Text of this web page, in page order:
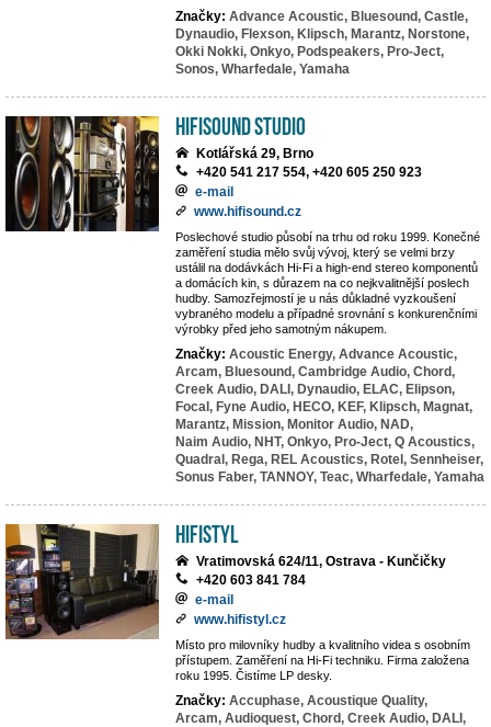
Značky: Advance Acoustic, Bluesound, Castle,
Dynaudio, Flexson, Klipsch, Marantz, Norstone,
Okki Nokki, Onkyo, Podspeakers, Pro-Ject,
Sonos, Wharfedale, Yamaha
HifiSound Studio
Kotlářská 29, Brno
+420 541 217 554, +420 605 250 923
e-mail
www.hifisound.cz
Poslechové studio působí na trhu od roku 1999. Konečné
zaměření studia mělo svůj vývoj, který se velmi brzy
ustálil na dodávkách Hi-Fi a high-end stereo komponentů
a domácích kin, s důrazem na co nejkvalitnější poslech
hudby. Samozřejmostí je u nás důkladné vyzkoušení
vybraného modelu a případné srovnání s konkurenčními
výrobky před jeho samotným nákupem.
Značky: Acoustic Energy, Advance Acoustic,
Arcam, Bluesound, Cambridge Audio, Chord,
Creek Audio, DALI, Dynaudio, ELAC, Elipson,
Focal, Fyne Audio, HECO, KEF, Klipsch, Magnat,
Marantz, Mission, Monitor Audio, NAD,
Naim Audio, NHT, Onkyo, Pro-Ject, Q Acoustics,
Quadral, Rega, REL Acoustics, Rotel, Sennheiser,
Sonus Faber, TANNOY, Teac, Wharfedale, Yamaha
HiFiStyl
Vratimovská 624/11, Ostrava - Kunčičky
+420 603 841 784
e-mail
www.hifistyl.cz
Místo pro milovníky hudby a kvalitního videa s osobním
přístupem. Zaměření na Hi-Fi techniku. Firma založena
roku 1995. Čistíme LP desky.
Značky: Accuphase, Acoustique Quality,
Arcam, Audioquest, Chord, Creek Audio, DALI,